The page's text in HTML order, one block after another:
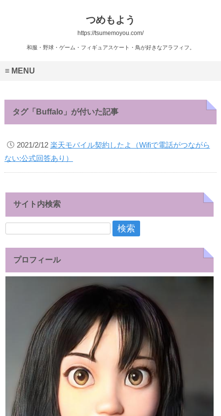
つめもよう
https://tsumemoyou.com/
和服・野球・ゲーム・フィギュアスケート・鳥が好きなアラフィフ。
MENU
タグ「Buffalo」が付いた記事
2021/2/12 楽天モバイル契約したよ（Wifiで電話がつながら
ない:公式回答あり）
サイト内検索
検
プロフィール